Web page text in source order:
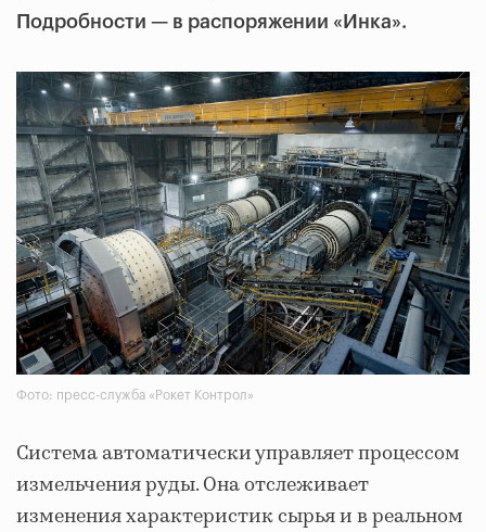
Подробности — в распоряжении «Инка».
Фото: пресс-служба «Рокет Контрол»
Система автоматически управляет процессом
измельчения руды. Она отслеживает
изменения характеристик сырья и в реальном